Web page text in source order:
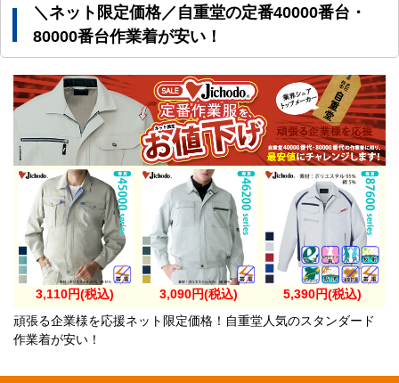
＼ネット限定価格／自重堂の定番40000番台・
80000番台作業着が安い！
3,110円(税込) 3,090円(税込)
5,390円(税込)
頑張る企業様を応援ネット限定価格！自重堂人気のスタンダード
作業着が安い！